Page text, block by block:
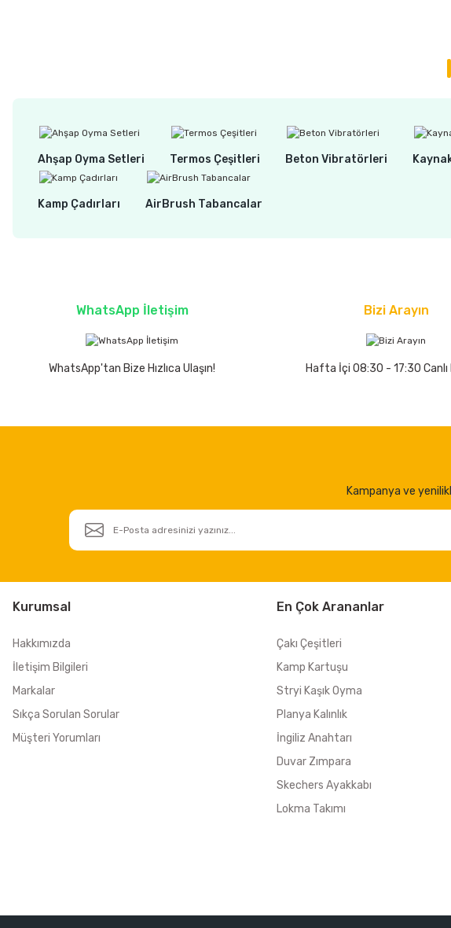
Ahşap Oyma Setleri Termos Çeşitleri Beton Vibratörleri
Kamp Çadırları AirBrush Tabancalar
WhatsApp İletişim
WhatsApp'tan Bize Hızlıca Ulaşın!
Bizi Arayın
Hafta İçi 08:30 - 17:30
Kampanya ve
Kurumsal
Hakkımızda
İletişim Bilgileri
Markalar
Sıkça Sorulan Sorular
Müşteri Yorumları
En Çok Arananlar
Çakı Çeşitleri
Kamp Kartuşu
Stryi Kaşık Oyma
Planya Kalınlık
İngiliz Anahtarı
Duvar Zımpara
Skechers Ayakkabı
Lokma Takımı